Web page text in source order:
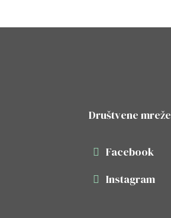
Društvene mreže
Facebook
Instagram